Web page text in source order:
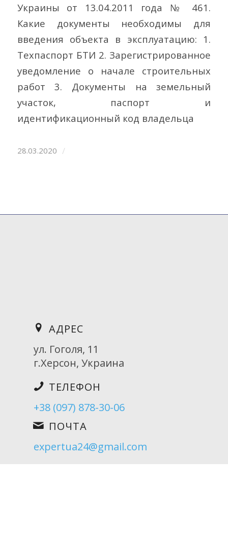
Украины от 13.04.2011 года № 461.
Какие документы необходимы для
введения объекта в эксплуатацию: 1.
Техпаспорт БТИ 2. Зарегистрированное
уведомление о начале строительных
работ 3. Документы на земельный
участок, паспорт и
идентификационный код владельца
28.03.2020 /
АДРЕС
ул. Гоголя, 11
г.Херсон, Украина
ТЕЛЕФОН
+38 (097) 878-30-06
ПОЧТА
expertua24@gmail.com